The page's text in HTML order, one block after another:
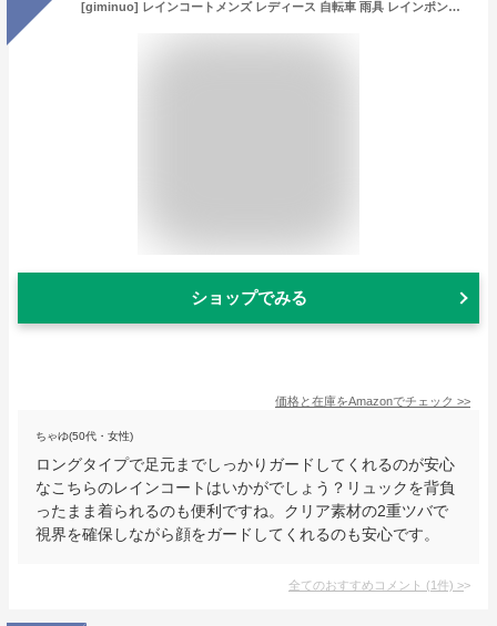
[giminuo] レインコートメンズ レディース 自転車 雨具 レインポンチョ ロング丈 反射テープ 豪雨 梅雨対策 通学通勤 収納袋付き リュックにも対応 (ネイビー, XXXL)
ショップでみる
価格と在庫をAmazonでチェック >>
ちゃゆ(50代・女性)
ロングタイプで足元までしっかりガードしてくれるのが安心
なこちらのレインコートはいかがでしょう？リュックを背負
ったまま着られるのも便利ですね。クリア素材の2重ツバで
視界を確保しながら顔をガードしてくれるのも安心です。
全てのおすすめコメント (1件) >